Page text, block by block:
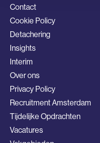
Contact
Cookie Policy
Detachering
Insights
Interim
Over ons
Privacy Policy
Recruitment Amsterdam
Tijdelijke Opdrachten
Vacatures